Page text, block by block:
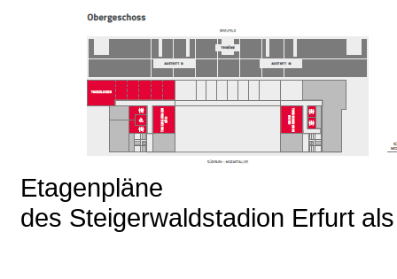
Etagenpläne
des Steigerwaldstadion Erfurt